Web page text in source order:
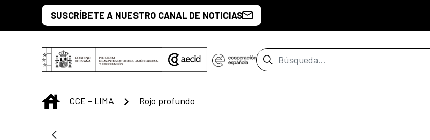
Saltar al contenido principal
SUSCRÍBETE A NUESTRO CANAL DE NOTICIAS
Barra de búsqueda
INICIO
CCE - LIMA Rojo profundo